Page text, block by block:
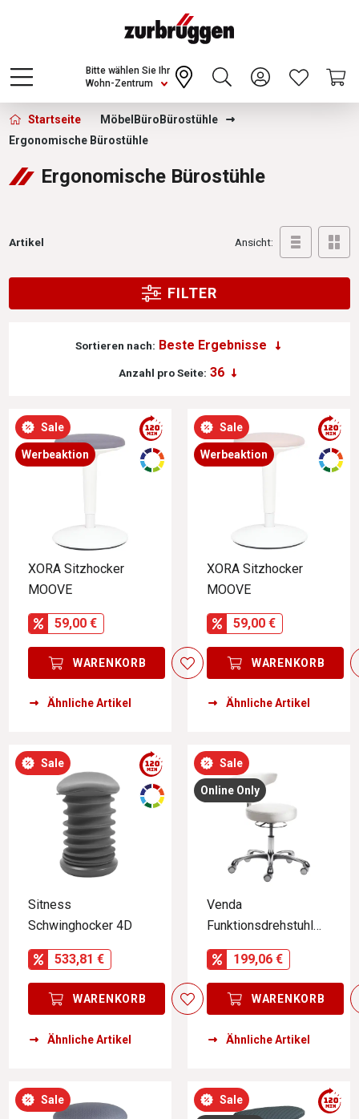
Choose a different country or region to see
content for your location and shop online
CONTINUE
Wohn-Zentrum
Bitte wählen Sie Ihr
Zurbrüggen - Ergonomische Bürostühle
Startseite Möbel Büro Bürostühle
Ergonomische Bürostühle
Ergonomische Bürostühle
Artikel Ansicht:
FILTER
Sortieren nach:
Anzahl pro Seite:
Sale
Werbeaktion
XORA Sitzhocker
MOOVE
59,00 €
WARENKORB
Ähnliche Artikel
Sale
Werbeaktion
XORA Sitzhocker
MOOVE
59,00 €
WARENKORB
Ähnliche Artikel
Sale
Sitness
Schwinghocker 4D
533,81 €
WARENKORB
Ähnliche Artikel
Sale
Online Only
Venda
Funktionsdrehstuhl
MY JAZZ
199,06 €
WARENKORB
Ähnliche Artikel
Sale Sale